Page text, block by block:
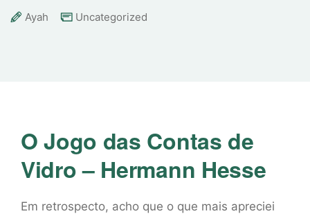
Ayah Uncategorized
O Jogo das Contas de
Vidro – Hermann Hesse
Em retrospecto, acho que o que mais apreciei